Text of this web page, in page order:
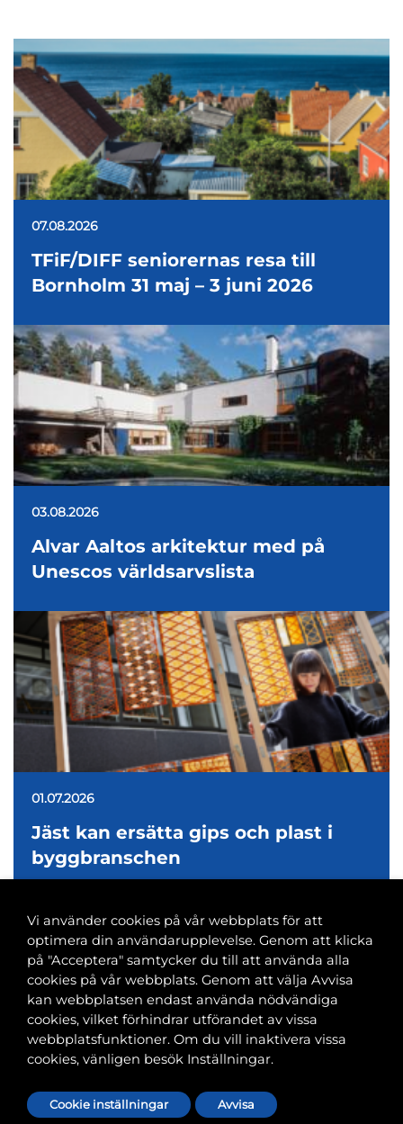
07.08.2026
TFiF/DIFF seniorernas resa till
Bornholm 31 maj – 3 juni 2026
03.08.2026
Alvar Aaltos arkitektur med på
Unescos världsarvslista
01.07.2026
Jäst kan ersätta gips och plast i
byggbranschen
Banvaktsgatan 2A, 00520 Helsingfors
040 585 2586
kansli@tfif.fi
Vi använder cookies på vår webbplats för att
optimera din användarupplevelse. Genom att klicka
på "Acceptera" samtycker du till att använda alla
cookies på vår webbplats. Genom att välja Avvisa
kan webbplatsen endast använda nödvändiga
cookies, vilket förhindrar utförandet av vissa
webbplatsfunktioner. Om du vill inaktivera vissa
cookies, vänligen besök Inställningar.
Cookie inställningar Avvisa